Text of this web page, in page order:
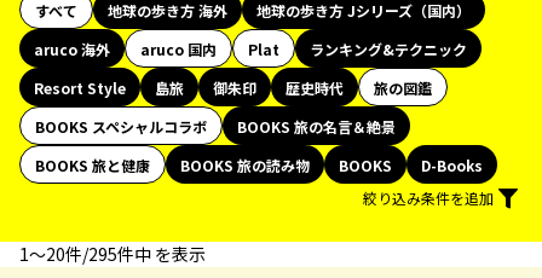
すべて 地球の歩き方 海外
地球の歩き方 Jシリーズ（国内）
aruco 海外
aruco 国内 Plat
ランキング&テクニック
Resort Style
島旅 御朱印 歴史時代
旅の図鑑
BOOKS スペシャルコラボ
BOOKS 旅の名言＆絶景
BOOKS 旅と健康
BOOKS 旅の読み物 BOOKS
D-Books
絞り込み条件を追加
1〜20件/295件中 を表示